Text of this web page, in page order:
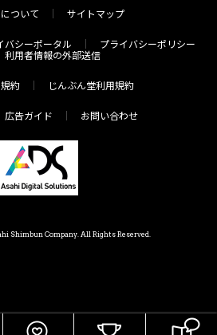
ついて サイトマップ
バシーポータル
プライバシーポリシー
利用者情報の外部送信
約 じんぶん堂利用規約
広告ガイド お問い合わせ
Shimbun Company. All Rights Reserved.